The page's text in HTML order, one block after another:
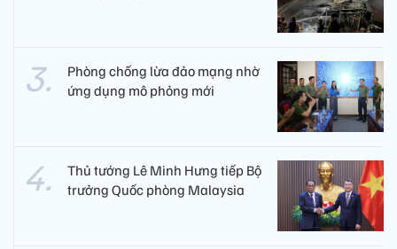
Phòng chống lừa đảo mạng nhờ
ứng dụng mô phỏng mới
Thủ tướng Lê Minh Hưng tiếp Bộ
trưởng Quốc phòng Malaysia